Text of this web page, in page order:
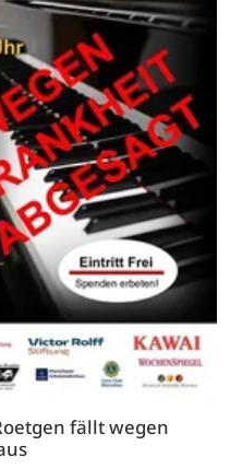
fällt wegen